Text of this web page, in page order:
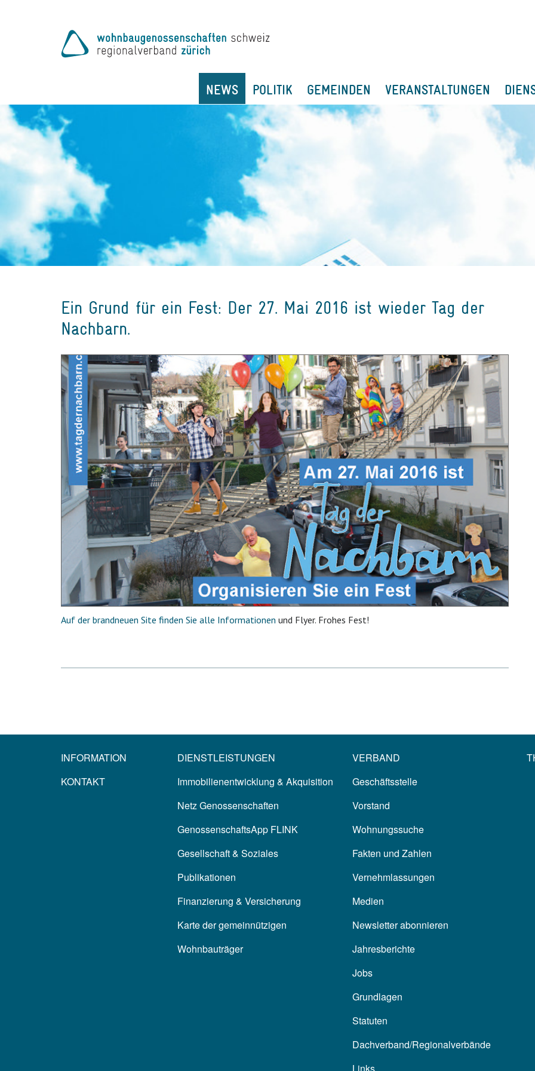
NEWS POLITIK GEMEINDEN VERANSTALTUNGEN
Ein Grund für ein Fest: Der 27. Mai 2016 ist wieder Tag der
Nachbarn.
Auf der brandneuen Site finden Sie alle Informationen und Flyer. Frohes Fest!
INFORMATION
KONTAKT
DIENSTLEISTUNGEN
Immobilienentwicklung & Akquisition
Netz Genossenschaften
GenossenschaftsApp FLINK
Gesellschaft & Soziales
Publikationen
Finanzierung & Versicherung
Karte der gemeinnützigen
Wohnbauträger
VERBAND
Geschäftsstelle
Vorstand
Wohnungssuche
Fakten und Zahlen
Vernehmlassungen
Medien
Newsletter abonnieren
Jahresberichte
Jobs
Grundlagen
Statuten
Dachverband/Regionalverbände
Links